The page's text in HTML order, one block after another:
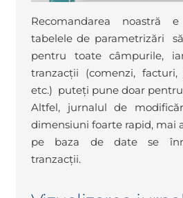
Recomandarea noastră
tabelele de parametrizări
pentru toate câmpurile,
tranzacții (comenzi,
etc.) puteți pune doar
Altfel, jurnalul de
dimensiuni foarte rapid, mai
pe baza de date se
tranzacții.